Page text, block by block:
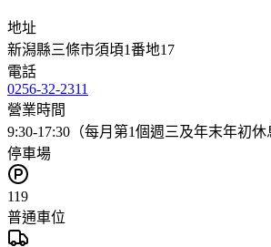
地址
新潟縣三條市須頃1番地17
電話
0256-32-2311
營業時間
9:30-17:30（每月第1個週三及年末年初休
停車場
119
普通車位